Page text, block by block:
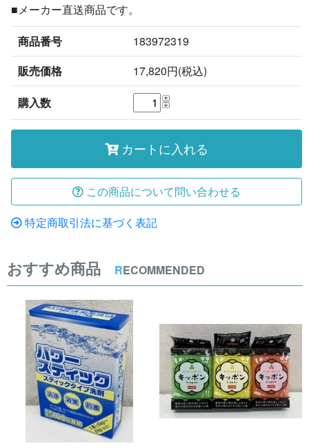
■メーカー直送商品です。
商品番号
183972319
販売価格
17,820円(税込)
購入数
カートに入れる
この商品について問い合わせる
特定商取引法に基づく表記
おすすめ商品 RECOMMENDED